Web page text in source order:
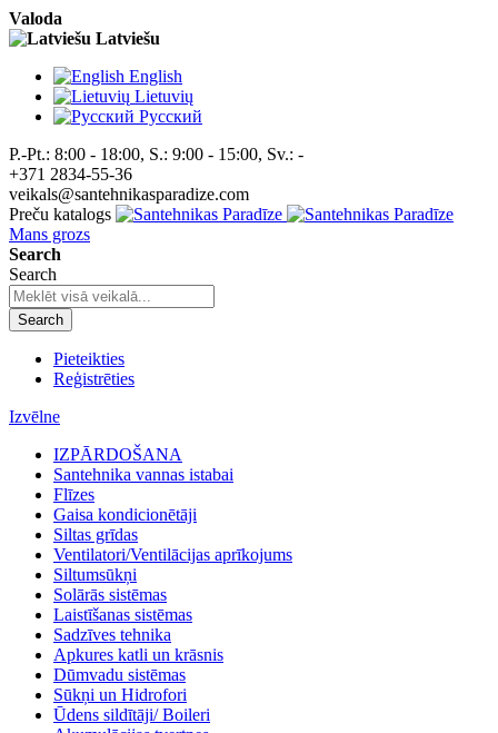
Valoda
Latviešu
English
Lietuvių
Pусский
P.-Pt.: 8:00 - 18:00, S.: 9:00 - 15:00, Sv.: -
+371 2834-55-36
veikals@santehnikasparadize.com
Preču katalogs
Mans grozs
Search
Search
Search
Pieteikties
Reģistrēties
Izvēlne
IZPĀRDOŠANA
Santehnika vannas istabai
Flīzes
Gaisa kondicionētāji
Siltas grīdas
Ventilatori/Ventilācijas aprīkojums
Siltumsūkņi
Solārās sistēmas
Laistīšanas sistēmas
Sadzīves tehnika
Apkures katli un krāsnis
Dūmvadu sistēmas
Sūkņi un Hidrofori
Ūdens sildītāji/ Boileri